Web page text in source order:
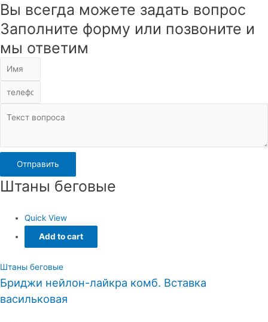
Вы всегда можете задать вопрос
Заполните форму или позвоните и
мы ответим
Отправить
Штаны беговые
Quick View
Add to cart
Штаны беговые
Бриджи нейлон-лайкра комб. Вставка
васильковая